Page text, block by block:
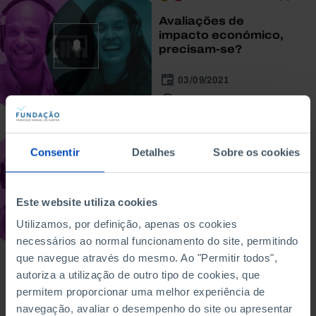
Consentir Detalhes Sobre os cookies
Este website utiliza cookies
Utilizamos, por definição, apenas os cookies
necessários ao normal funcionamento do site, permitindo
que navegue através do mesmo. Ao "Permitir todos",
autoriza a utilização de outro tipo de cookies, que
permitem proporcionar uma melhor experiência de
navegação, avaliar o desempenho do site ou apresentar
Avaliações de
impacto económico,
precisam-se?
03/09/2021
49 MIN
Ver mais